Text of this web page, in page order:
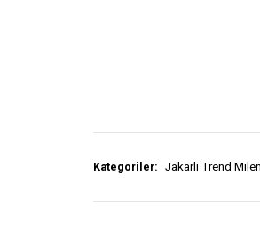
Kategoriler: Jakarlı Trend